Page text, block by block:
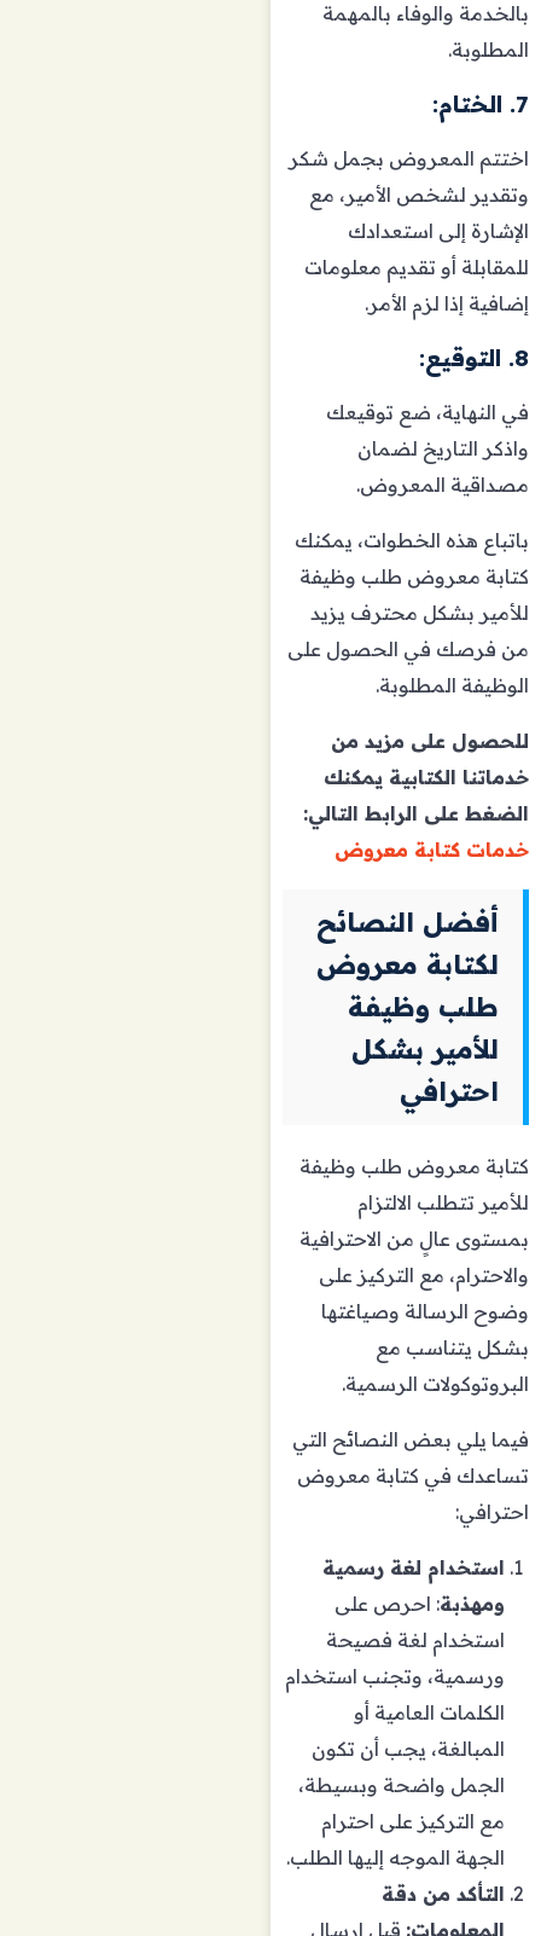
بالخدمة والوفاء بالمهمة
المطلوبة.
7. الختام:
اختتم المعروض بجمل شكر
وتقدير لشخص الأمير، مع
الإشارة إلى استعدادك
للمقابلة أو تقديم معلومات
إضافية إذا لزم الأمر.
8. التوقيع:
في النهاية، ضع توقيعك
واذكر التاريخ لضمان
مصداقية المعروض.
باتباع هذه الخطوات، يمكنك
كتابة معروض طلب وظيفة
للأمير بشكل محترف يزيد
من فرصك في الحصول على
الوظيفة المطلوبة.
للحصول على مزيد من
خدماتنا الكتابية يمكنك
الضغط على الرابط التالي:
خدمات كتابة معروض
أفضل النصائح
لكتابة معروض
طلب وظيفة
للأمير بشكل
احترافي
كتابة معروض طلب وظيفة
للأمير تتطلب الالتزام
بمستوى عالٍ من الاحترافية
والاحترام، مع التركيز على
وضوح الرسالة وصياغتها
بشكل يتناسب مع
البروتوكولات الرسمية.
فيما يلي بعض النصائح التي
تساعدك في كتابة معروض
احترافي:
استخدام لغة رسمية
ومهذبة: احرص على
استخدام لغة فصيحة
ورسمية، وتجنب استخدام
الكلمات العامية أو
المبالغة، يجب أن تكون
الجمل واضحة وبسيطة،
مع التركيز على احترام
الجهة الموجه إليها الطلب.
التأكد من دقة
المعلومات: قبل إرسال